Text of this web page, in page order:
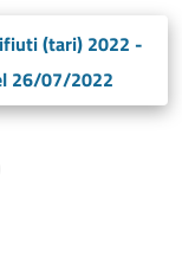
(tari) 2022 -
26/07/2022